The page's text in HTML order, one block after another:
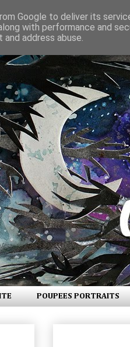
POUPEES PORTRAITS
Google to deliver its
with performance and
address abuse.